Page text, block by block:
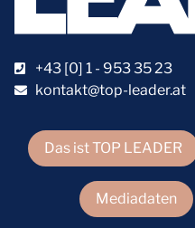
Das ist TOP LEADER
Mediadaten
+43 [0] 1 - 953 35 23
kontakt@top-leader.at